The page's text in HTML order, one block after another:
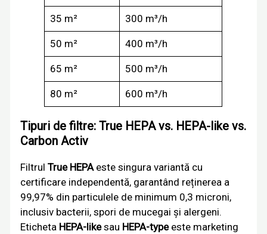
35 m² 300 m³/h
50 m² 400 m³/h
65 m² 500 m³/h
80 m² 600 m³/h
Tipuri de filtre: True HEPA vs. HEPA-like vs.
Carbon Activ
FiltrulTrue HEPAeste singura variantă cu
certificare independentă, garantând reținerea a
99,97% din particulele de minimum 0,3 microni,
inclusiv bacterii, spori de mucegai și alergeni.
Eticheta HEPA-likesau HEPA-typeeste marketing